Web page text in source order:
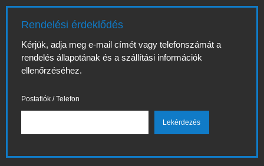
Rendelési érdeklődés
Kérjük, adja meg e-mail címét vagy telefonszámát a
rendelés állapotának és a szállítási információk
ellenőrzéséhez.
Postafiók / Telefon